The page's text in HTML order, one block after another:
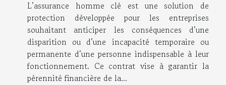
L’assurance homme clé est une solution de
protection développée pour les entreprises
souhaitant anticiper les conséquences d’une
disparition ou d’une incapacité temporaire ou
permanente d’une personne indispensable à leur
fonctionnement. Ce contrat vise à garantir la
pérennité financière de la...